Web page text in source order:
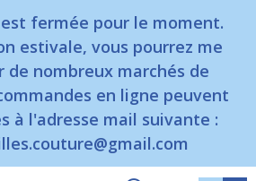
fermée pour le moment.
estivale, vous pourrez me
de nombreux marchés de
en ligne peuvent
à l'adresse mail suivante :